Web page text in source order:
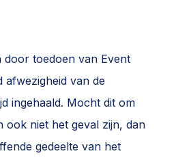
door toedoen van Event
afwezigheid van de
ingehaald. Mocht dit om
ook niet het geval zijn, dan
gedeelte van het